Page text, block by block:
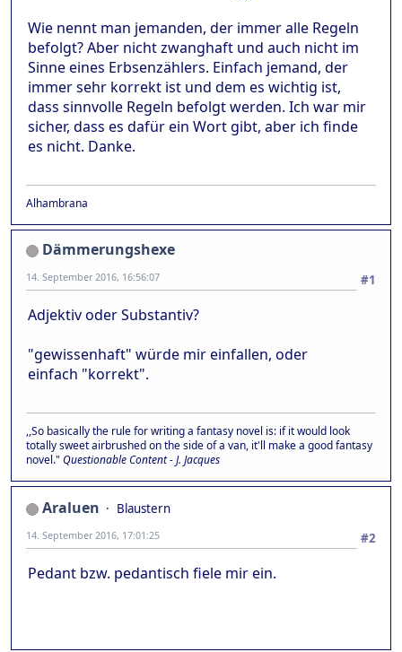
Wie nennt man jemanden, der immer alle Regeln
befolgt? Aber nicht zwanghaft und auch nicht im
Sinne eines Erbsenzählers. Einfach jemand, der
immer sehr korrekt ist und dem es wichtig ist,
dass sinnvolle Regeln befolgt werden. Ich war mir
sicher, dass es dafür ein Wort gibt, aber ich finde
es nicht. Danke.
Alhambrana
Dämmerungshexe
#1
14. September 2016, 16:56:07
Adjektiv oder Substantiv?
"gewissenhaft" würde mir einfallen, oder
einfach "korrekt".
,,So basically the rule for writing a fantasy novel is: if it would look
totally sweet airbrushed on the side of a van, it'll make a good fantasy
novel." Questionable Content - J. Jacques
Araluen
Blaustern
#2
14. September 2016, 17:01:25
Pedant bzw. pedantisch fiele mir ein.